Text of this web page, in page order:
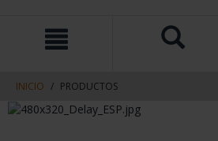
contenido
navegacin
INICIO PRODUCTOS